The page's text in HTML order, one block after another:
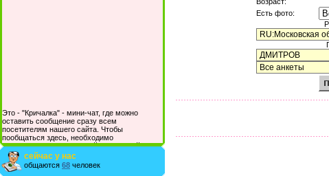
Это - "Кричалка" - мини-чат, где можно
оставить сообщение сразу всем
посетителям нашего сайта. Чтобы
пообщаться здесь, необходимо
зарегистрироваться на сайте и/или войти со
своими логином и паролем.
сейчас у нас
общаются 68 человек
Есть фото: